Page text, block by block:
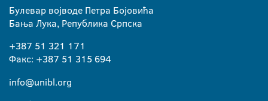
Булевар војводе Петра Бојовића
Бања Лука, Република Српска
+387 51 321 171
Факс: +387 51 315 694
info@unibl.org